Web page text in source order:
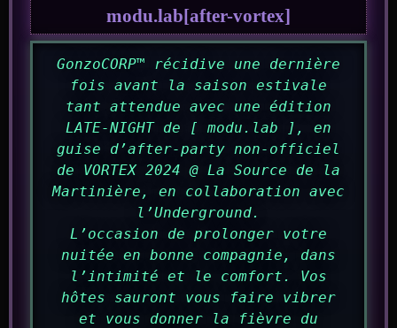
modu.lab[after-vortex]
GonzoCORP™ récidive une dernière
fois avant la saison estivale
tant attendue avec une édition
LATE-NIGHT de [ modu.lab ], en
guise d’after-party non-officiel
de VORTEX 2024 @ La Source de la
Martinière, en collaboration avec
l’Underground.
L’occasion de prolonger votre
nuitée en bonne compagnie, dans
l’intimité et le comfort. Vos
hôtes sauront vous faire vibrer
et vous donner la fièvre du